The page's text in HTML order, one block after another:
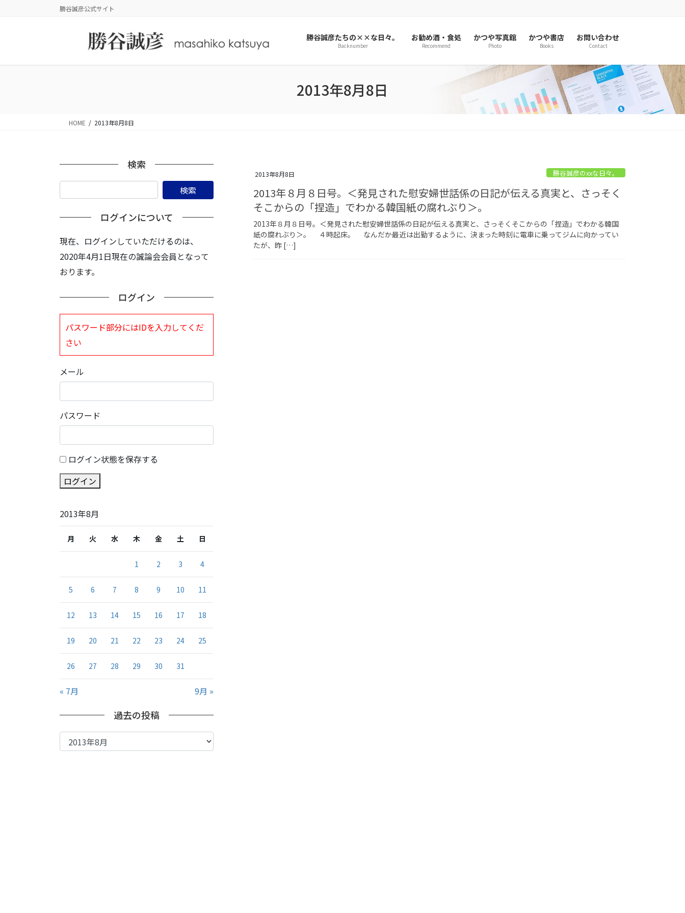
勝谷誠彦公式サイト
勝谷誠彦たちの××な日々。
Backnumber
お勧め酒・食処
Recommend
かつや写真館
Photo
かつや書店
Books
お問い合わせ
Contact
2013年8月8日
HOME 2013年8月8日
2013年8月8日 勝谷誠彦のxxな日々。
2013年８月８日号。＜発見された慰安婦世話係の日記が伝える真実と、さっそく
そこからの「捏造」でわかる韓国紙の腐れぶり＞。
2013年８月８日号。＜発見された慰安婦世話係の日記が伝える真実と、さっそくそこからの「捏造」でわかる韓国
紙の腐れぶり＞。 ４時起床。 なんだか最近は出勤するように、決まった時刻に電車に乗ってジムに向かってい
たが、昨 […]
検索
ログインについて
現在、ログインしていただけるのは、
2020年4月1日現在の誠論会会員となって
おります。
ログイン
パスワード部分にはIDを入力してくだ
さい
メール
パスワード
ログイン状態を保存する
ログイン
2013年8月
月 火 水 木 金 土 日
1 2 3 4
5 6 7 8 9 10 11
12 13 14 15 16 17 18
19 20 21 22 23 24 25
26 27 28 29 30 31
« 7月 9月 »
過去の投稿
過
去